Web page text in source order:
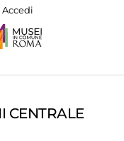
Accedi
CENTRALE